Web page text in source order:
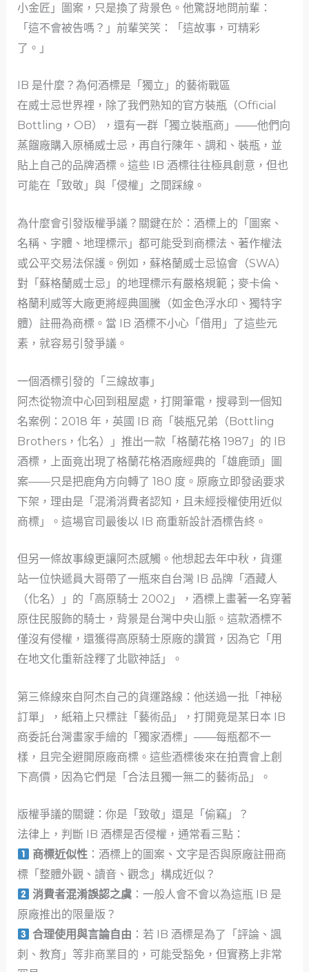
小金匠」圖案，只是換了背景色。他驚訝地問前輩：
「這不會被告嗎？」前輩笑笑：「這故事，可精彩
了。」
IB 是什麼？為何酒標是「獨立」的藝術戰區
在威士忌世界裡，除了我們熟知的官方裝瓶（Official
Bottling，OB），還有一群「獨立裝瓶商」——他們向
蒸餾廠購入原桶威士忌，再自行陳年、調和、裝瓶，並
貼上自己的品牌酒標。這些 IB 酒標往往極具創意，但也
可能在「致敬」與「侵權」之間踩線。
為什麼會引發版權爭議？關鍵在於：酒標上的「圖案、
名稱、字體、地理標示」都可能受到商標法、著作權法
或公平交易法保護。例如，蘇格蘭威士忌協會（SWA）
對「蘇格蘭威士忌」的地理標示有嚴格規範；麥卡倫、
格蘭利威等大廠更將經典圖騰（如金色浮水印、獨特字
體）註冊為商標。當 IB 酒標不小心「借用」了這些元
素，就容易引發爭議。
一個酒標引發的「三線故事」
阿杰從物流中心回到租屋處，打開筆電，搜尋到一個知
名案例：2018 年，英國 IB 商「裝瓶兄弟（Bottling
Brothers，化名）」推出一款「格蘭花格 1987」的 IB
酒標，上面竟出現了格蘭花格酒廠經典的「雄鹿頭」圖
案——只是把鹿角方向轉了 180 度。原廠立即發函要求
下架，理由是「混淆消費者認知，且未經授權使用近似
商標」。這場官司最後以 IB 商重新設計酒標告終。
但另一條故事線更讓阿杰感觸。他想起去年中秋，貨運
站一位快遞員大哥帶了一瓶來自台灣 IB 品牌「酒藏人
（化名）」的「高原騎士 2002」，酒標上畫著一名穿著
原住民服飾的騎士，背景是台灣中央山脈。這款酒標不
僅沒有侵權，還獲得高原騎士原廠的讚賞，因為它「用
在地文化重新詮釋了北歐神話」。
第三條線來自阿杰自己的貨運路線：他送過一批「神秘
訂單」，紙箱上只標註「藝術品」，打開竟是某日本 IB
商委託台灣畫家手繪的「獨家酒標」——每瓶都不一
樣，且完全避開原廠商標。這些酒標後來在拍賣會上創
下高價，因為它們是「合法且獨一無二的藝術品」。
版權爭議的關鍵：你是「致敬」還是「偷竊」？
法律上，判斷 IB 酒標是否侵權，通常看三點：
商標近似性：酒標上的圖案、文字是否與原廠註冊商
標「整體外觀、讀音、觀念」構成近似？
消費者混淆誤認之虞：一般人會不會以為這瓶 IB 是
原廠推出的限量版？
合理使用與言論自由 ：若 IB 酒標是為了「評論、諷
刺、教育」等非商業目的，可能受豁免，但實務上非常